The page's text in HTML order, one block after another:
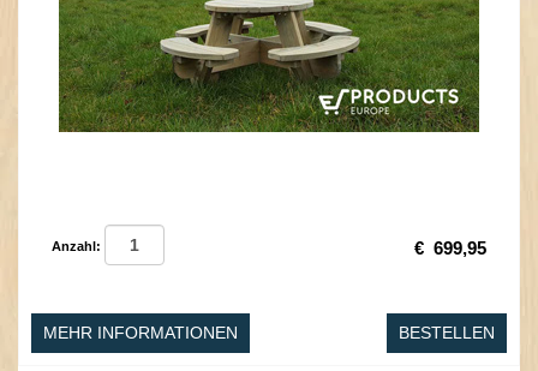
Anzahl: € 699,95
MEHR INFORMATIONEN BESTELLEN